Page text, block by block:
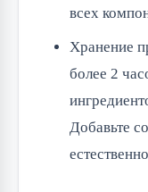
всех
Хранение
более 2
Добавьте